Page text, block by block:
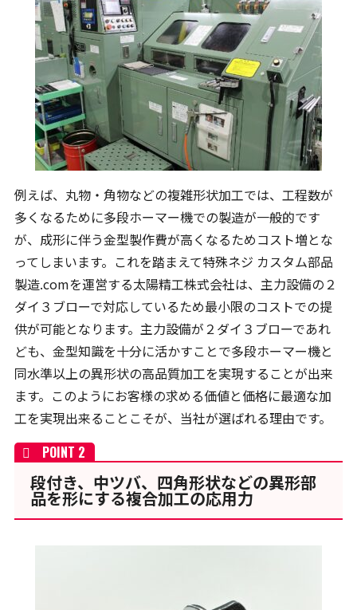
例えば、丸物・角物などの複雑形状加工では、工程数が
多くなるために多段ホーマー機での製造が一般的です
が、成形に伴う金型製作費が高くなるためコスト増とな
ってしまいます。これを踏まえて特殊ネジ カスタム部品
製造.comを運営する太陽精工株式会社は、主力設備の２
ダイ３ブローで対応しているため最小限のコストでの提
供が可能となります。主力設備が２ダイ３ブローであれ
ども、金型知識を十分に活かすことで多段ホーマー機と
同水準以上の異形状の高品質加工を実現することが出来
ます。このようにお客様の求める価値と価格に最適な加
工を実現出来ることこそが、当社が選ばれる理由です。
段付き、中ツバ、四角形状などの異形部
品を形にする複合加工の応用力